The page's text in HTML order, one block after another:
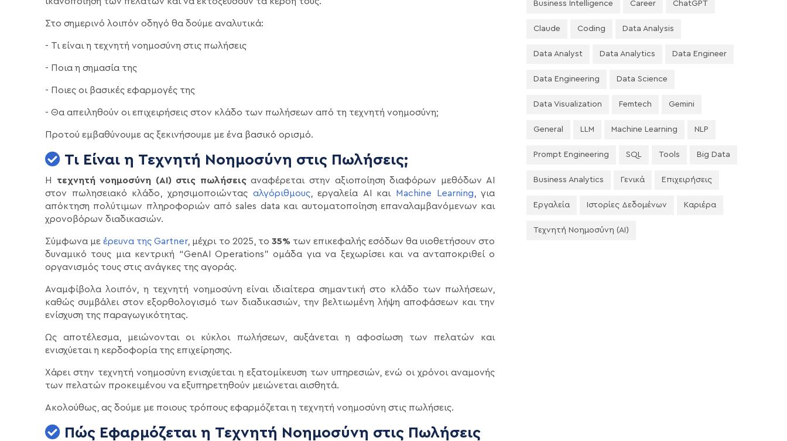
Στο σημερινό λοιπόν οδηγό θα δούμε αναλυτικά:
- Τι είναι η τεχνητή νοημοσύνη στις πωλήσεις
- Ποια η σημασία της
- Ποιες οι βασικές εφαρμογές της
- Θα απειληθούν οι επιχειρήσεις στον κλάδο των πωλήσεων από τη τεχνητή νοημοσύνη;
Προτού εμβαθύνουμε ας ξεκινήσουμε με ένα βασικό ορισμό.
Τι Είναι η Τεχνητή Νοημοσύνη στις Πωλήσεις;
Η τεχνητή νοημοσύνη (AI) στις πωλήσειςαναφέρεται στην αξιοποίηση διαφόρων μεθόδων AI
στον πωλησειακό κλάδο, χρησιμοποιώντας αλγόριθμους, εργαλεία AI και Machine Learning , για
απόκτηση πολύτιμων πληροφοριών από sales data και αυτοματοποίηση επαναλαμβανόμενων και
χρονοβόρων διαδικασιών.
Σύμφωνα μεέρευνα της Gartner, μέχρι το 2025, το 35%των επικεφαλής εσόδων θα υιοθετήσουν στο
δυναμικό τους μια κεντρική “GenAI Operations” ομάδα για να ξεχωρίσει και να ανταποκριθεί ο
οργανισμός τους στις ανάγκες της αγοράς.
Αναμφίβολα λοιπόν, η τεχνητή νοημοσύνη είναι ιδιαίτερα σημαντική στο κλάδο των πωλήσεων,
καθώς συμβάλει στον εξορθολογισμό των διαδικασιών, την βελτιωμένη λήψη αποφάσεων και την
ενίσχυση της παραγωγικότητας.
Ως αποτέλεσμα, μειώνονται οι κύκλοι πωλήσεων, αυξάνεται η αφοσίωση των πελατών και
ενισχύεται η κερδοφορία της επιχείρησης.
Χάρει στην τεχνητή νοημοσύνη ενισχύεται η εξατομίκευση των υπηρεσιών, ενώ οι χρόνοι αναμονής
των πελατών προκειμένου να εξυπηρετηθούν μειώνεται αισθητά.
Ακολούθως, ας δούμε με ποιους τρόπους εφαρμόζεται η τεχνητή νοημοσύνη στις πωλήσεις.
Πώς Εφαρμόζεται η Τεχνητή Νοημοσύνη στις Πωλήσεις
Business Intelligence Career ChatGPT
Claude Coding Data Analysis
Data Analyst Data Analytics Data Engineer
Data Engineering Data Science
Data Visualization Femtech Gemini
General LLM Machine Learning NLP
Prompt Engineering SQL Tools Big Data
Business Analytics Γενικά Επιχειρήσεις
Εργαλεία Ιστορίες Δεδομένων Καριέρα
Τεχνητή Νοημοσύνη (AI)